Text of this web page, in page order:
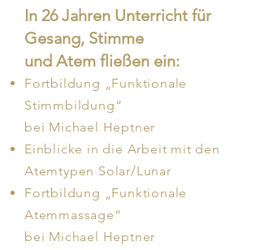
In 26 Jahren Unterricht für
Gesang, Stimme
und Atem fließen ein:
Fortbildung „Funktionale
Stimmbildung“
bei Michael Heptner
Einblicke in die Arbeit mit den
Atemtypen Solar/Lunar
Fortbildung „Funktionale
Atemmassage“
bei Michael Heptner